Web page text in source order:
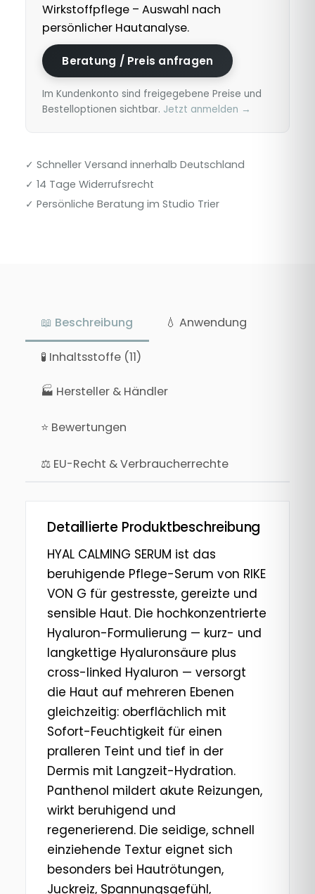
Wirkstoffpflege – Auswahl nach
persönlicher Hautanalyse.
Beratung / Preis anfragen
Im Kundenkonto sind freigegebene Preise und
Bestelloptionen sichtbar. Jetzt anmelden →
✓ Schneller Versand innerhalb Deutschland
✓ 14 Tage Widerrufsrecht
✓ Persönliche Beratung im Studio Trier
📖 Beschreibung 💧 Anwendung
🧪 Inhaltsstoffe (11)
🏭 Hersteller & Händler
⭐ Bewertungen
⚖ EU-Recht & Verbraucherrechte
Detaillierte Produktbeschreibung
HYAL CALMING SERUM ist das
beruhigende Pflege-Serum von RIKE
VON G für gestresste, gereizte und
sensible Haut. Die hochkonzentrierte
Hyaluron-Formulierung — kurz- und
langkettige Hyaluronsäure plus
cross-linked Hyaluron — versorgt
die Haut auf mehreren Ebenen
gleichzeitig: oberflächlich mit
Sofort-Feuchtigkeit für einen
pralleren Teint und tief in der
Dermis mit Langzeit-Hydration.
Panthenol mildert akute Reizungen,
wirkt beruhigend und
regenerierend. Die seidige, schnell
einziehende Textur eignet sich
besonders bei Hautrötungen,
Juckreiz, Spannungsgefühl,